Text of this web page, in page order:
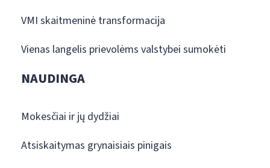
VMI skaitmeninė transformacija
Vienas langelis prievolėms valstybei sumokėti
NAUDINGA
Mokesčiai ir jų dydžiai
Atsiskaitymas grynaisiais pinigais